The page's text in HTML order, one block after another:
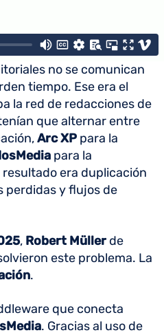
no se comunican
tiempo. Ese era el
la red de redacciones de
que alternar entre
Arc XP para la
para la
era duplicación
perdidas y flujos de
, Robert Müller de
este problema. La
.
que conecta
. Gracias al uso de